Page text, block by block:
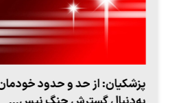
پزشکیان: از حد و حدود